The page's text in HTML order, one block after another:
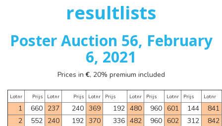
resultlists
Poster Auction 56, February
6, 2021
Prices in€, 20% premium included
Lotnr Prijs Lotnr Prijs Lotnr Prijs Lotnr Prijs Lotnr Prijs Lotnr
1 660 237 240 369 192 480 960 601 144
841
2
552 240 192 370 336 482 960 602 312
842